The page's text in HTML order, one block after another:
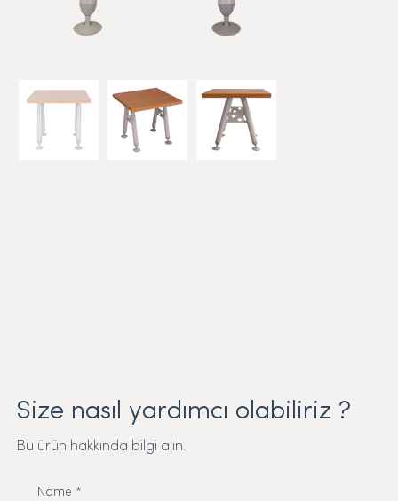
Size nasıl yardımcı olabiliriz ?
Bu ürün hakkında bilgi alın.
Name *